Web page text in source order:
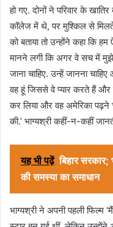
हो गए. दोनों ने परिवार के
कॉलेज में थे, पर मुश्किल से
को बताया तो उन्होंने कहा कि
मानने लगी कि अगर वे सच में
जाना चाहिए. उन्हें जानना
वह हूं जिससे वे प्यार करते हैं
कर लिया और वह अमेरिका पढ़ने
की.’ भाग्यश्री कहीं-न-कहीं
यह भी पढ़ें बिहार सरकार;
की समस्या का समाधान
भाग्यश्री ने अपनी पहली फिल्म